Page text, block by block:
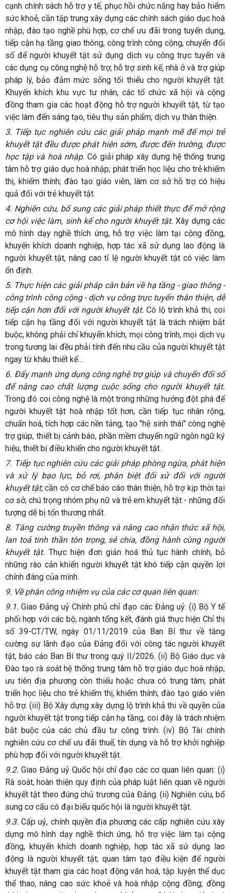
cạnh chính sách hỗ trợ y tế, phục hồi chức năng hay bảo hiểm
sức khoẻ, cần tập trung xây dựng các chính sách giáo dục hoà
nhập, đào tạo nghề phù hợp, cơ chế ưu đãi trong tuyển dụng,
tiếp cận hạ tầng giao thông, công trình công cộng, chuyển đổi
số để người khuyết tật sử dụng dịch vụ công trực tuyến và
các dụng cụ công nghệ hỗ trợ; hỗ trợ sinh kế, nhà ở và trợ giúp
pháp lý, bảo đảm mức sống tối thiểu cho người khuyết tật.
Khuyến khích khu vực tư nhân, các tổ chức xã hội và cộng
đồng tham gia các hoạt động hỗ trợ người khuyết tật, từ tạo
việc làm đến sáng tạo, tiêu thụ sản phẩm, dịch vụ thân thiện.
3. Tiếp tục nghiên cứu các giải pháp mạnh mẽ để mọi trẻ
khuyết tật đều được phát hiện sớm, được đến trường, được
học tập và hoà nhập. Có giải pháp xây dựng hệ thống trung
tâm hỗ trợ giáo dục hoà nhập; phát triển học liệu cho trẻ khiếm
thị, khiếm thính; đào tạo giáo viên, làm cơ sở hỗ trợ có hiệu
quả đối với trẻ khuyết tật.
4. Nghiên cứu, bổ sung các giải pháp thiết thực để mở rộng
cơ hội việc làm, sinh kế cho người khuyết tật. Xây dựng các
mô hình dạy nghề thích ứng, hỗ trợ việc làm tại cộng đồng,
khuyến khích doanh nghiệp, hợp tác xã sử dụng lao động là
người khuyết tật, nâng cao tỉ lệ người khuyết tật có việc làm
ổn định.
5. Thực hiện các giải pháp căn bản về hạ tầng - giao thông -
công trình công cộng - dịch vụ công trực tuyến thân thiện, dễ
tiếp cận hơn đối với người khuyết tật. Có lộ trình khả thi, coi
tiếp cận hạ tầng đối với người khuyết tật là trách nhiệm bắt
buộc, không phải chỉ khuyến khích; mọi công trình, mọi dịch vụ
trong tương lai đều phải tính đến nhu cầu của người khuyết tật
ngay từ khâu thiết kế…
6. Đẩy mạnh ứng dụng công nghệ trợ giúp và chuyển đổi số
để nâng cao chất lượng cuộc sống cho người khuyết tật.
Trong đó coi công nghệ là một trong những hướng đột phá để
người khuyết tật hoà nhập tốt hơn, cần tiếp tục nhân rộng,
chuẩn hoá, tích hợp các nền tảng, tạo "hệ sinh thái" công nghệ
trợ giúp, thiết bị cảnh báo, phần mềm chuyển ngữ ngôn ngữ ký
hiệu, thiết bị điều khiển cho người khuyết tật.
7. Tiếp tục nghiên cứu các giải pháp phòng ngừa, phát hiện
và xử lý bạo lực, bỏ rơi, phân biệt đối xử đối với người
khuyết tật;cần có cơ chế báo cáo thân thiện, hỗ trợ kịp thời tại
cơ sở; chú trọng nhóm phụ nữ và trẻ em khuyết tật - những đối
tượng dễ bị tổn thương nhất.
8. Tăng cường truyền thông và nâng cao nhận thức xã hội,
lan toả tinh thần tôn trọng, sẻ chia, đồng hành cùng người
khuyết tật. Thực hiện đơn giản hoá thủ tục hành chính, bỏ
những rào cản khiến người khuyết tật khó tiếp cận quyền lợi
chính đáng của mình.
9. Về phân công nhiệm vụ của các cơ quan liên quan:
9.1. Giao Đảng uỷ Chính phủ chỉ đạo các Đảng uỷ: (i) Bộ Y tế
phối hợp với các bộ, ngành tổng kết, đánh giá thực hiện Chỉ thị
số 39-CT/TW, ngày 01/11/2019 của Ban Bí thư về tăng
cường sự lãnh đạo của Đảng đối với công tác người khuyết
tật, báo cáo Ban Bí thư trong quý II/2026. (ii) Bộ Giáo dục và
Đào tạo rà soát hệ thống trung tâm hỗ trợ giáo dục hoà nhập;
ưu tiên địa phương còn thiếu hoặc chưa có trung tâm; phát
triển học liệu cho trẻ khiếm thị, khiếm thính; đào tạo giáo viên
hỗ trợ. (iii) Bộ Xây dựng xây dựng lộ trình khả thi về quyền của
người khuyết tật trong tiếp cận hạ tầng, coi đây là trách nhiệm
bắt buộc của các chủ đầu tư công trình. (iv) Bộ Tài chính
nghiên cứu cơ chế ưu đãi thuế, tín dụng và hỗ trợ khởi nghiệp
phù hợp đối với người khuyết tật.
9.2. Giao Đảng uỷ Quốc hội chỉ đạo các cơ quan liên quan: (i)
Rà soát, hoàn thiện quy định của pháp luật liên quan về người
khuyết tật theo đúng chủ trương của Đảng. (ii) Nghiên cứu, bổ
sung cơ cấu có đại biểu quốc hội là người khuyết tật.
9.3. Cấp uỷ, chính quyền địa phương các cấp nghiên cứu xây
dựng mô hình dạy nghề thích ứng, hỗ trợ việc làm tại cộng
đồng, khuyến khích doanh nghiệp, hợp tác xã sử dụng lao
động là người khuyết tật; quan tâm tạo điều kiện để người
khuyết tật tham gia các hoạt động văn hoá, tập luyện thể dục
thể thao, nâng cao sức khoẻ và hoà nhập cộng đồng; đồng